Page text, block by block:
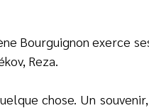
Bourguignon exerce
Reza.
chose. Un